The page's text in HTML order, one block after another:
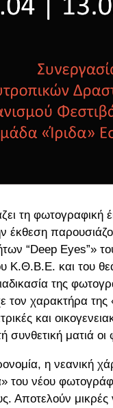
τη
έκθεση
“Deep Eyes”»
Κ.Θ.Β.Ε. και του
της
χαρακτήρα
και
συνθετική ματιά
η νεανική
του νέου
Αποτελούν